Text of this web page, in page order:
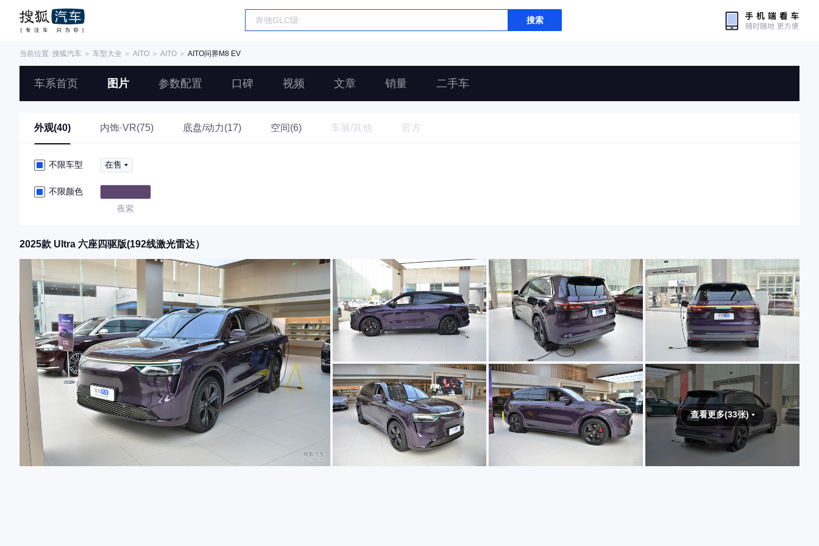
搜索
当前位置: 搜狐汽车 ＞ 车型大全 ＞ AITO ＞ AITO ＞ AITO问界M8 EV
车系首页 图片 参数配置 口碑 视频 文章 销量 二手车
外观(40) 内饰·VR(75) 底盘/动力(17) 空间(6) 车展/其他 官方
不限车型 在售
不限颜色
夜紫
2025款 Ultra 六座四驱版(192线激光雷达）
查看更多(33张)